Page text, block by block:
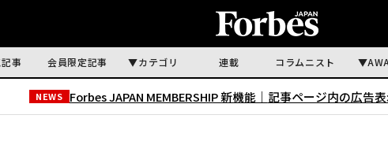
事 会員限定記事 カテゴリ 連載 コラムニスト
NEWS Forbes JAPAN MEMBERSHIP 新機能｜ 記事ページ内の広告